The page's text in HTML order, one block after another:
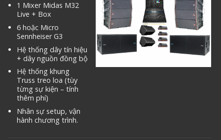
1 Mixer Midas M32
Live + Box
6 hoặc Micro
Sennheiser G3
Hệ thống dây tín hiệu
+ dây nguồn đồng bộ
Hệ thống khung
Truss treo loa (tùy
từng sự kiện – tính
thêm phí)
Nhân sự setup, vận
hành chương trình.